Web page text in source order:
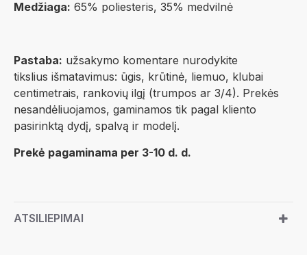
Medžiaga: 65% poliesteris, 35% medvilnė
Pastaba: užsakymo komentare nurodykite
tikslius išmatavimus: ūgis, krūtinė, liemuo, klubai
centimetrais, rankovių ilgį (trumpos ar 3/4). Prekės
nesandėliuojamos, gaminamos tik pagal kliento
pasirinktą dydį, spalvą ir modelį.
Prekė pagaminama per 3-10 d. d.
ATSILIEPIMAI